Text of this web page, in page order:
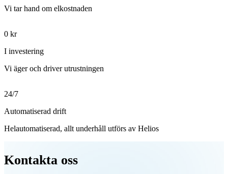
Vi tar hand om elkostnaden
0 kr
I investering
Vi äger och driver utrustningen
24/7
Automatiserad drift
Helautomatiserad, allt underhåll utförs av Helios
Kontakta oss